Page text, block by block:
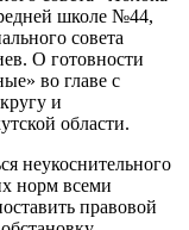
школе №44,
совета
О готовности
во главе с
и
области.
неукоснительного
норм всеми
правовой